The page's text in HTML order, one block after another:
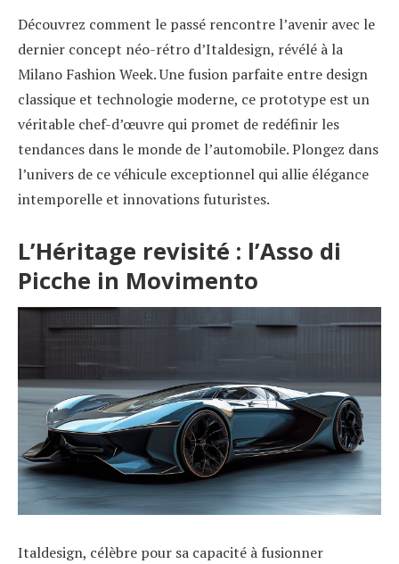
Découvrez comment le passé rencontre l’avenir avec le
dernier concept néo-rétro d’Italdesign, révélé à la
Milano Fashion Week. Une fusion parfaite entre design
classique et technologie moderne, ce prototype est un
véritable chef-d’œuvre qui promet de redéfinir les
tendances dans le monde de l’automobile. Plongez dans
l’univers de ce véhicule exceptionnel qui allie élégance
intemporelle et innovations futuristes.
L’Héritage revisité : l’Asso di
Picche in Movimento
Italdesign, célèbre pour sa capacité à fusionner